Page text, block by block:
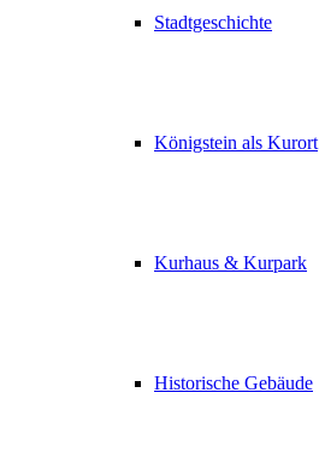
Stadtgeschichte
Königstein als Kurort
Kurhaus & Kurpark
Historische Gebäude